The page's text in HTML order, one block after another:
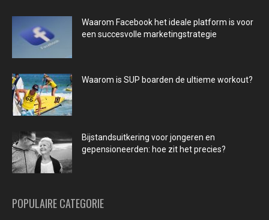
Waarom Facebook het ideale platform is voor
een succesvolle marketingstrategie
Waarom is SUP boarden de ultieme workout?
Bijstandsuitkering voor jongeren en
gepensioneerden: hoe zit het precies?
POPULAIRE CATEGORIE